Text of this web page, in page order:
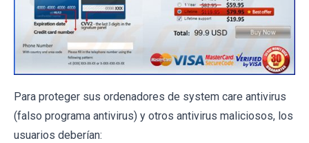
Para proteger sus ordenadores de system care antivirus
(falso programa antivirus) y otros antivirus maliciosos, los
usuarios deberían: